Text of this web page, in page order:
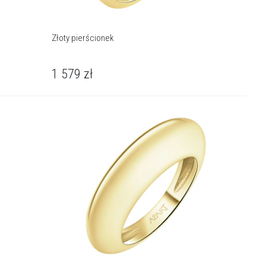
Złoty pierścionek
1 579 zł